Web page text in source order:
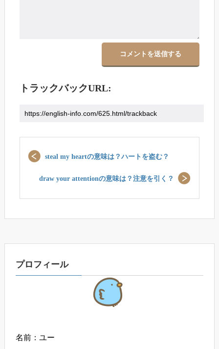
トラックバックURL:
steal my heartの意味は？ハートを盗む？
draw your attentionの意味は？注意を引く？
プロフィール
名前：ユー